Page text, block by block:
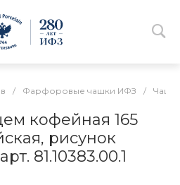
/ Фарфоровые чашки ИФЗ /
кофейная 165
рисунок
81.10383.00.1